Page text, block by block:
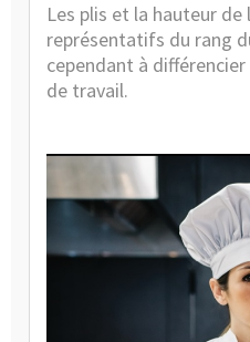
Les plis et la hauteur
représentatifs du rang
cependant à
de travail.